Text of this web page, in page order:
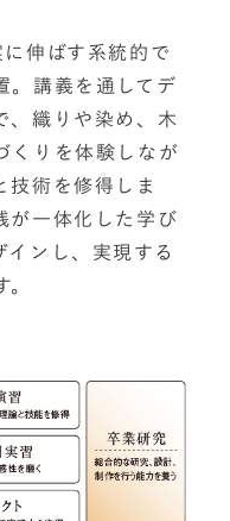
伸ばす系統的で
。講義を通してデ
、織りや染め、木
くりを体験しなが
技術を修得しま
が一体化した学び
インし、実現する